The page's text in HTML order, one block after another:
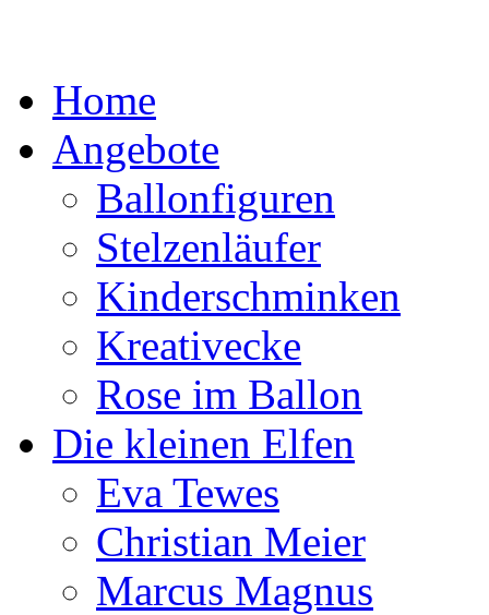
Home
Angebote
Ballonfiguren
Stelzenläufer
Kinderschminken
Kreativecke
Rose im Ballon
Die kleinen Elfen
Eva Tewes
Christian Meier
Marcus Magnus